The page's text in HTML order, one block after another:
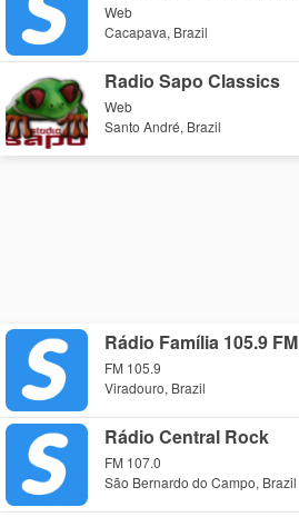
Web
Cacapava, Brazil
Radio Sapo Classics
Web
Santo André, Brazil
Rádio Família 105.9 FM
FM 105.9
Viradouro, Brazil
Rádio Central Rock
FM 107.0
São Bernardo do Campo, Brazil